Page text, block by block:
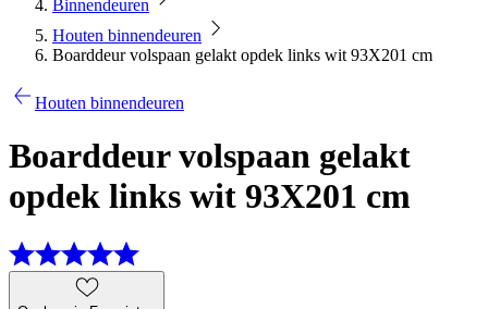
Binnendeuren
Houten binnendeuren
Boarddeur volspaan gelakt opdek links wit 93X201 cm
Houten binnendeuren
Boarddeur volspaan gelakt
opdek links wit 93X201 cm